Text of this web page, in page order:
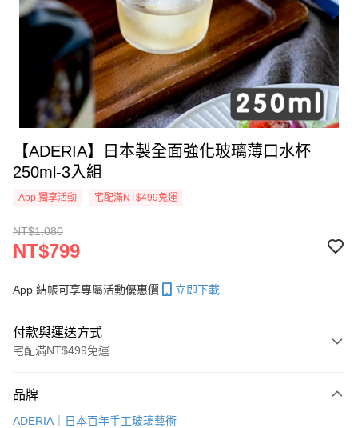
【ADERIA】日本製全面強化玻璃薄口水杯
250ml-3入組
App 獨享活動 宅配滿NT$499免運
NT$1,080
NT$799
App 結帳可享專屬活動優惠價 立即下載
付款與運送方式
宅配滿NT$499免運
信用卡一次付款
品牌
ADERIA｜日本百年手工玻璃藝術